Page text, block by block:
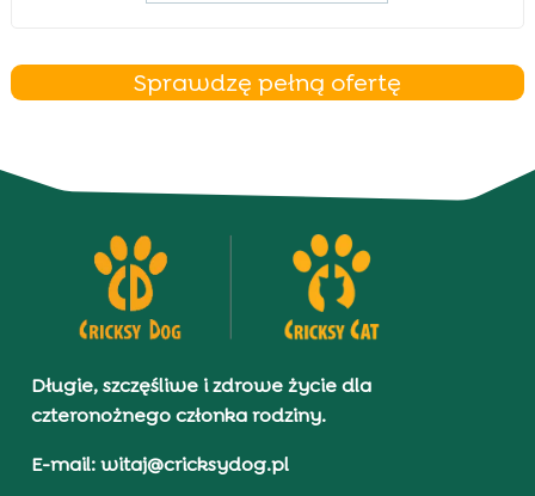
Sprawdzę pełną ofertę
Długie, szczęśliwe i zdrowe życie dla
czteronożnego członka rodziny.
E-mail: witaj@cricksydog.pl